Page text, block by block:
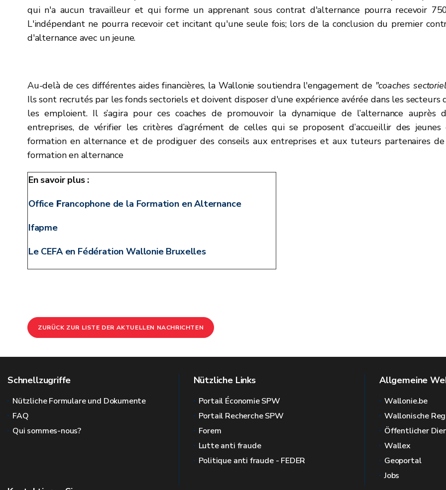
qui n'a aucun travailleur et qui forme un apprenant sous contrat d'alternance pourra recevoir
L'indépendant ne pourra recevoir cet incitant qu'une seule fois; lors de la conclusion du premier
d'alternance avec un jeune.
Au-delà de ces différentes aides financières, la Wallonie soutiendra l'engagement de "coaches
Ils sont recrutés par les fonds sectoriels et doivent disposer d'une expérience avérée dans les secteurs
les emploient. Il s’agira pour ces coaches de promouvoir la dynamique de l’alternance auprès
entreprises, de vérifier les critères d’agrément de celles qui se proposent d’accueillir des jeunes
formation en alternance et de prodiguer des conseils aux entreprises et aux tuteurs partenaires
formation en alternance
En savoir plus :
Office Francophone de la Formation en Alternance
Ifapme
Le CEFA en Fédération Wallonie Bruxelles
ZURÜCK ZUR LISTE DER AKTUELLEN NACHRICHTEN
Schnellzugriffe
Nützliche Formulare und Dokumente
FAQ
Qui sommes-nous?
Nützliche Links
Portail Économie SPW
Portail Recherche SPW
Forem
Lutte anti fraude
Politique anti fraude - FEDER
Allgemeine
Wallonie.be
Wallonische
Öffentlicher
Wallex
Geoportal
Jobs